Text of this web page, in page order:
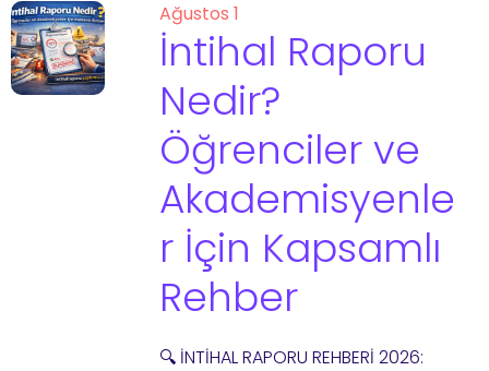
Ağustos 1
İntihal Raporu
Nedir?
Öğrenciler ve
Akademisyenle
r İçin Kapsamlı
Rehber
🔍 İNTİHAL RAPORU REHBERİ 2026: